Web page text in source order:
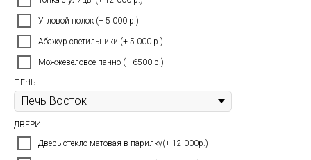
Угловой полок (+ 5 000 р.)
Абажур светильники (+ 5 000 р.)
Можжевеловое панно (+ 6500 р.)
ПЕЧЬ
ДВЕРИ
Дверь стекло матовая в парилку(+ 12 000р.)